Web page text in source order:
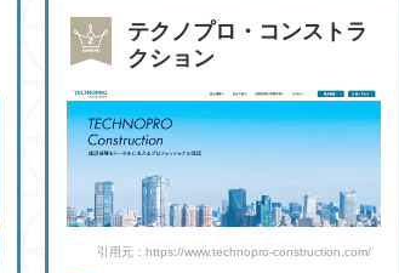
テクノプロ・コンストラ
クション
引用元：https://www.technopro-construction.com/